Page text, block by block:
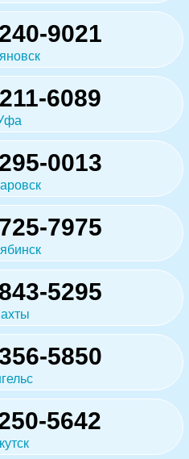
9021
6089
0013
7975
5295
5850
5642